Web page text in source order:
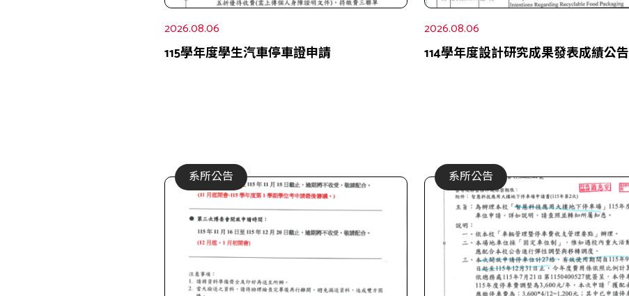
2026.08.06
115學年度學生汽車停車證申請
2026.08.06
114學年度設計研究成果發表成績公告
系所公告 系所公告